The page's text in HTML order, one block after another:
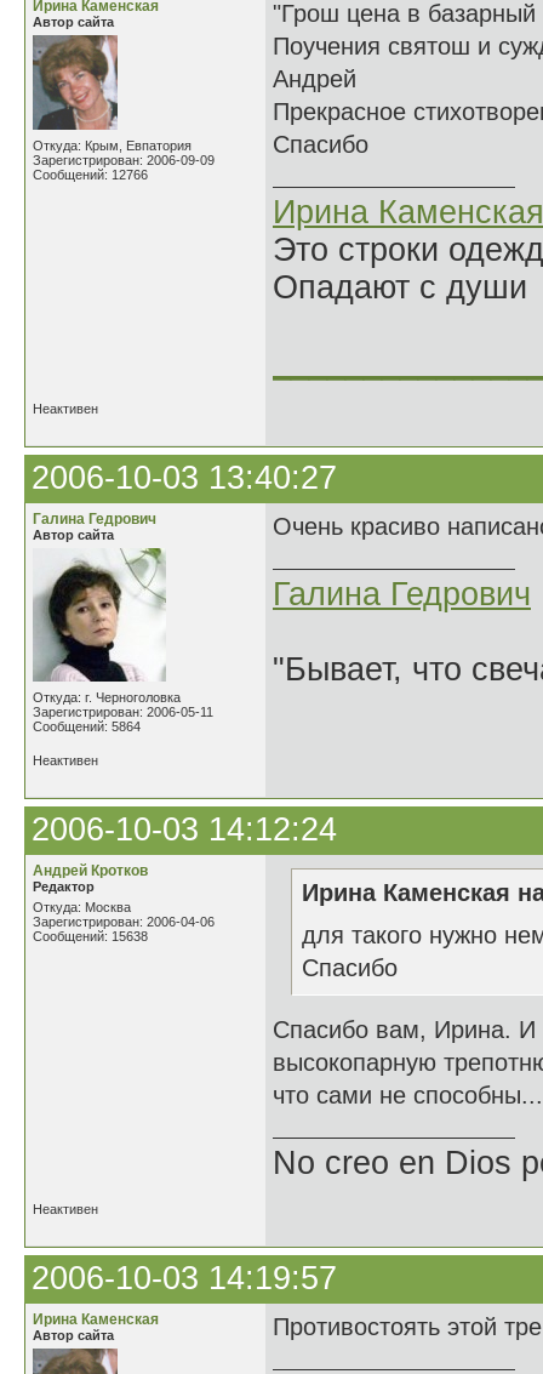
Ирина Каменская
Автор сайта
Откуда: Крым, Евпатория
Зарегистрирован: 2006-09-09
Сообщений: 12766
"Грош цена в
Поучения святош и
Андрей
Прекрасное
Спасибо
Ирина Каменская
Это строки
Опадают с души
Неактивен
2006-10-03 13:40:27
Галина Гедрович
Автор сайта
Откуда: г. Черноголовка
Зарегистрирован: 2006-05-11
Сообщений: 5864
Очень красиво
Галина Гедрович
"Бывает, что
Неактивен
2006-10-03 14:12:24
Андрей Кротков
Редактор
Откуда: Москва
Зарегистрирован: 2006-04-06
Сообщений: 15638
Ирина Каменская
для такого нужно
Спасибо
Спасибо вам, Ирина. И
высокопарную
что сами не способны...
No creo en Dios
Неактивен
2006-10-03 14:19:57
Ирина Каменская
Автор сайта Противостоять этой